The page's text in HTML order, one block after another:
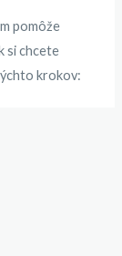
pomôže
si chcete
krokov: